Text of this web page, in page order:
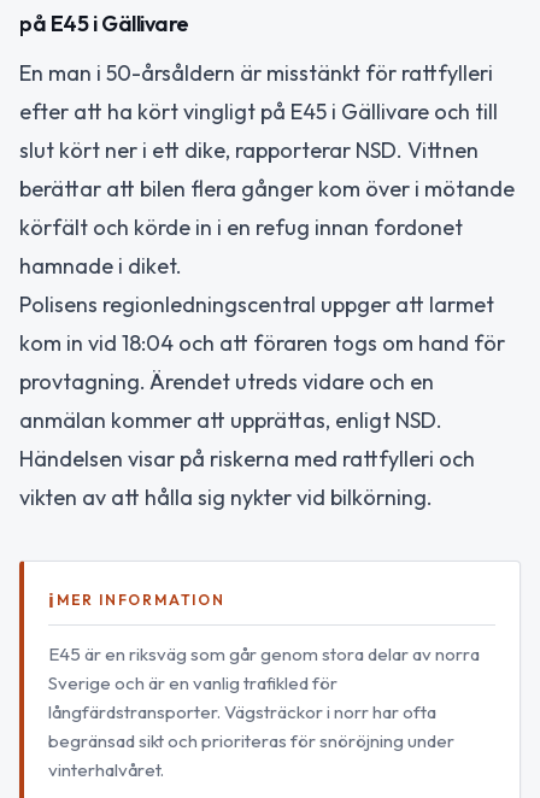
på E45 i Gällivare
En man i 50-årsåldern är misstänkt för rattfylleri
efter att ha kört vingligt på E45 i Gällivare och till
slut kört ner i ett dike, rapporterar NSD. Vittnen
berättar att bilen flera gånger kom över i mötande
körfält och körde in i en refug innan fordonet
hamnade i diket.
Polisens regionledningscentral uppger att larmet
kom in vid 18:04 och att föraren togs om hand för
provtagning. Ärendet utreds vidare och en
anmälan kommer att upprättas, enligt NSD.
Händelsen visar på riskerna med rattfylleri och
vikten av att hålla sig nykter vid bilkörning.
MER INFORMATION
E45 är en riksväg som går genom stora delar av norra
Sverige och är en vanlig trafikled för
långfärdstransporter. Vägsträckor i norr har ofta
begränsad sikt och prioriteras för snöröjning under
vinterhalvåret.